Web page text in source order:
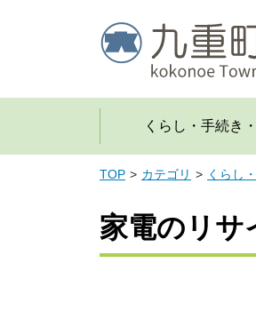
くらし・手続き
TOP カテゴリ くらし
家電のリサ